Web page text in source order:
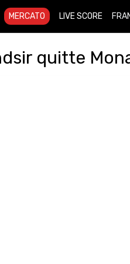
MERCATO LIVE SCORE
quitte